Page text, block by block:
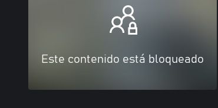
Este contenido está bloqueado